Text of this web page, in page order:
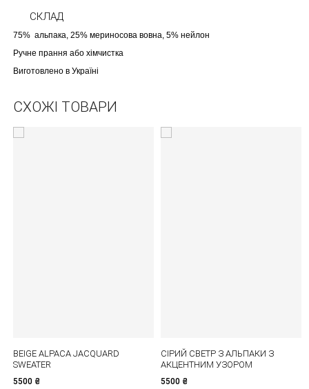
СКЛАД
75% альпака, 25% мериносова вовна, 5% нейлон
Ручне прання або хімчистка
Виготовлено в Україні
СХОЖІ ТОВАРИ
BEIGE ALPACA JACQUARD
SWEATER
5500 ₴
СІРИЙ СВЕТР З АЛЬПАКИ З
АКЦЕНТНИМ УЗОРОМ
5500 ₴